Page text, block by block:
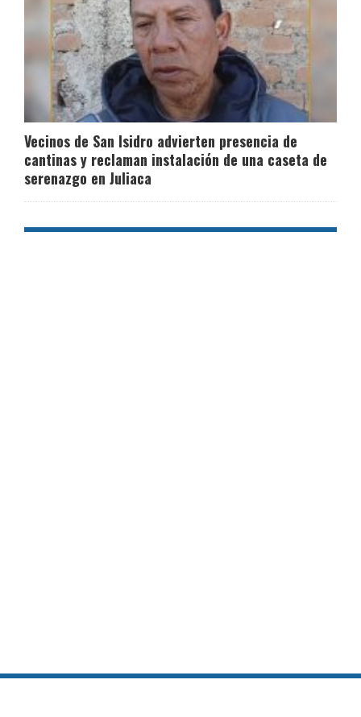
Vecinos de San Isidro advierten presencia de
cantinas y reclaman instalación de una caseta de
serenazgo en Juliaca